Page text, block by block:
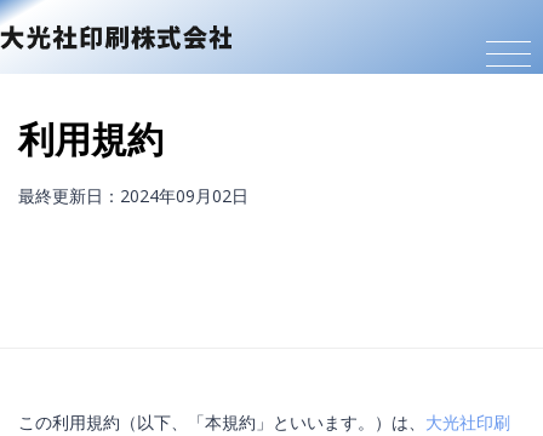
利用規約
最終更新日：2024年09月02日
この利用規約（以下、「本規約」といいます。）は、 大光社印刷